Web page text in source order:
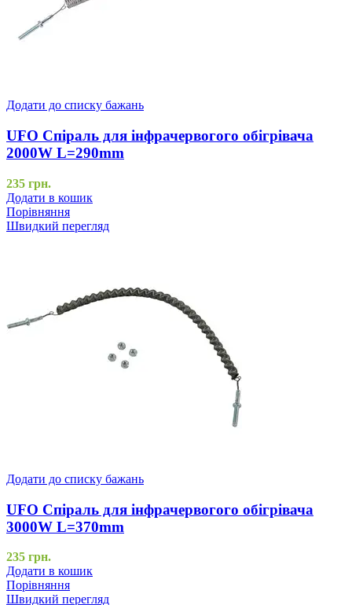
Додати до списку бажань
UFO Спіраль для інфрачервогого обігрівача
2000W L=290mm
235 грн.
Додати в кошик
Порівняння
Швидкий перегляд
Додати до списку бажань
UFO Спіраль для інфрачервогого обігрівача
3000W L=370mm
235 грн.
Додати в кошик
Порівняння
Швидкий перегляд